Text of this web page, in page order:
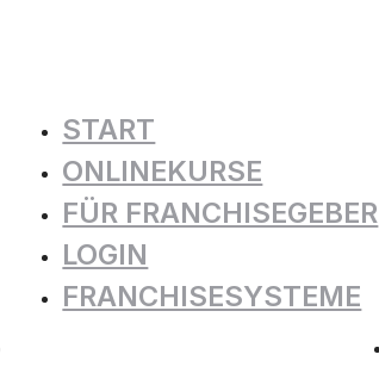
START
ONLINEKURSE
FÜR FRANCHISEGEBER
LOGIN
FRANCHISESYSTEME